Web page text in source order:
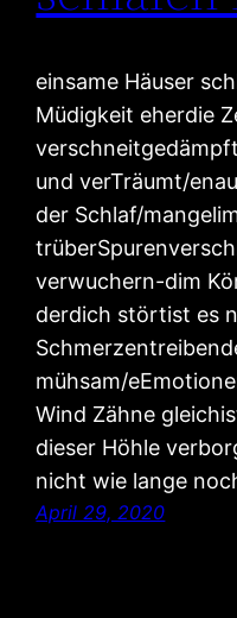
einsame Häuser
Müdigkeit eherdie
und verTräumt/
der Schlaf/
verwuchern-dim
derdich störtist es
mühsam/
Wind Zähne
dieser Höhle
nicht wie lange
April 29, 2020